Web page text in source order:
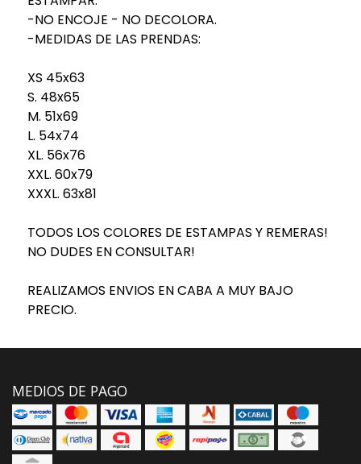
-NO ENCOJE - NO DECOLORA.
-MEDIDAS DE LAS PRENDAS:
XS 45x63
S. 48x65
M. 51x69
L. 54x74
XL. 56x76
XXL. 60x79
XXXL. 63x81
TODOS LOS COLORES DE ESTAMPAS Y REMERAS!
NO DUDES EN CONSULTAR!
REALIZAMOS ENVIOS EN CABA A MUY BAJO
PRECIO.
MEDIOS DE PAGO